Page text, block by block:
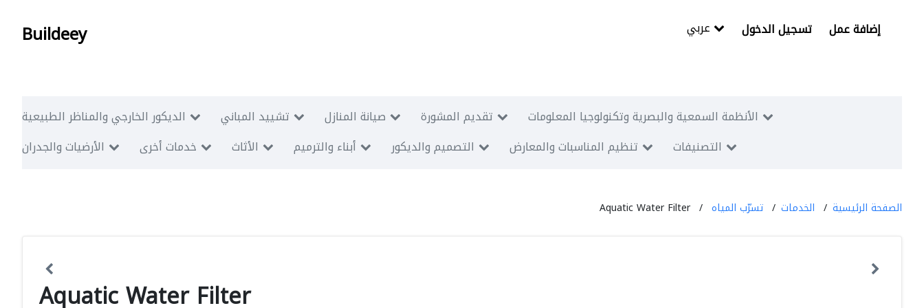
Buildeey تسجيل الدخول إضافة عمل
الديكور الخارجي والمناظر الطبيعية تشييد المباني صيانة المنازل تقديم المشورة
الأنظمة السمعية والبصرية وتكنولوجيا المعلومات
الأرضيات والجدران
خدمات أخرى الأثاث أبناء والترميم التصميم والديكور تنظيم المناسبات والمعارض التصنيفات
الصفحة الرئيسية الخدمات تسرّب المياه Aquatic Water Filter
Aquatic Water Filter